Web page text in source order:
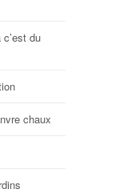
du
chaux